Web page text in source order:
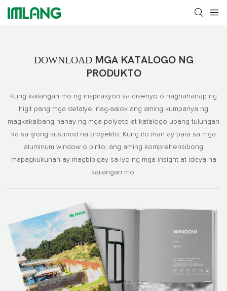
DOWNLOAD MGA KATALOGO NG
PRODUKTO
Kung kailangan mo ng inspirasyon sa disenyo o naghahanap ng
higit pang mga detalye, nag-aalok ang aming kumpanya ng
magkakaibang hanay ng mga polyeto at katalogo upang tulungan
ka sa iyong susunod na proyekto. Kung ito man ay para sa mga
aluminum window o pinto, ang aming komprehensibong
mapagkukunan ay magbibigay sa iyo ng mga insight at ideya na
kailangan mo.